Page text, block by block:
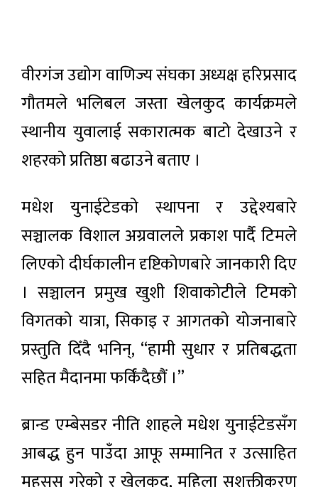
वीरगंज उद्योग वाणिज्य संघका अध्यक्ष हरिप्रसाद
गौतमले भलिबल जस्ता खेलकुद कार्यक्रमले
स्थानीय युवालाई सकारात्मक बाटो देखाउने र
शहरको प्रतिष्ठा बढाउने बताए ।
मधेश युनाईटेडको स्थापना र उद्देश्यबारे
सञ्चालक विशाल अग्रवालले प्रकाश पार्दै टिमले
लिएको दीर्घकालीन दृष्टिकोणबारे जानकारी दिए
। सञ्चालन प्रमुख खुशी शिवाकोटीले टिमको
विगतको यात्रा, सिकाइ र आगतको योजनाबारे
प्रस्तुति दिँदै भनिन्, “हामी सुधार र प्रतिबद्धता
सहित मैदानमा फर्किंदैछौं ।”
ब्रान्ड एम्बेसडर नीति शाहले मधेश युनाईटेडसँग
आबद्ध हुन पाउँदा आफू सम्मानित र उत्साहित